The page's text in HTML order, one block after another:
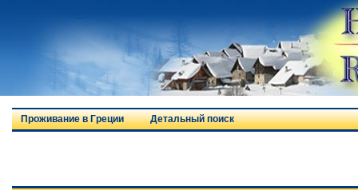
Проживание в Греции Детальный поиск